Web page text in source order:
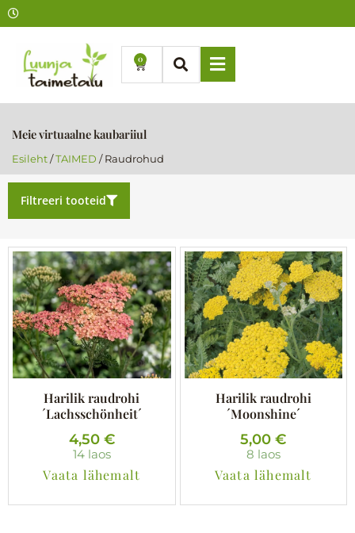
Skip
to
content
0
Cart
Meie virtuaalne kaubariiul
Esileht/TAIMED / Raudrohud
Filtreeri tooteid
Harilik raudrohi
´Lachsschönheit´
4,50 €
14 laos
Vaata lähemalt
Harilik raudrohi
´Moonshine´
5,00€
8 laos
Vaata lähemalt